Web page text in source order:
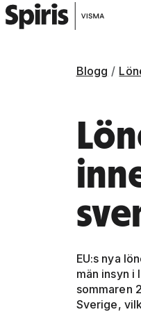
Blogg
EU:s nya
män insyn
sommaren
Sverige,